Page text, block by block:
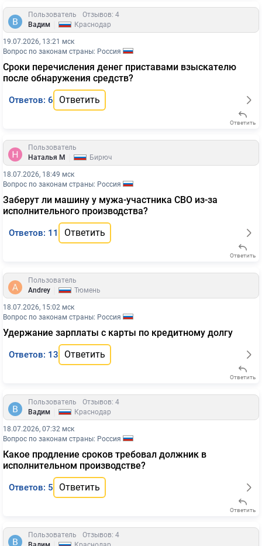
Пользователь
Отзывов: 4
Вадим
Краснодар
19.07.2026, 13:21 мск
Вопрос по законам страны: Россия
Сроки перечисления денег приставами взыскателю
после обнаружения средств?
Ответов: 6 Ответить
Ответить
Пользователь
Наталья М
Бирюч
18.07.2026, 18:49 мск
Вопрос по законам страны: Россия
Заберут ли машину у мужа-участника СВО из-за
исполнительного производства?
Ответов: 11 Ответить
Ответить
Пользователь
Andrey
Тюмень
18.07.2026, 15:02 мск
Вопрос по законам страны: Россия
Удержание зарплаты с карты по кредитному долгу
Ответов: 13 Ответить
Ответить
Пользователь
Отзывов: 4
Вадим
Краснодар
18.07.2026, 07:32 мск
Вопрос по законам страны: Россия
Какое продление сроков требовал должник в
исполнительном производстве?
Ответов: 5 Ответить
Ответить
Пользователь
Отзывов: 4